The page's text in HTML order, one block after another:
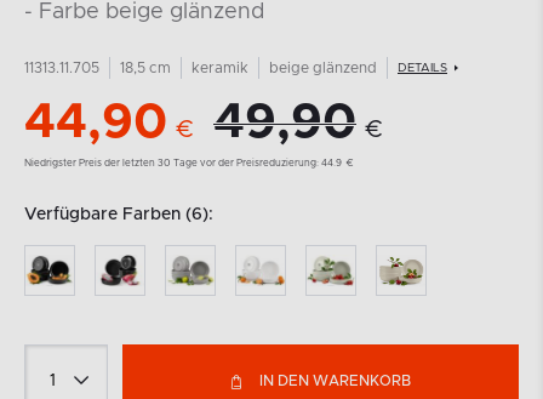
- Farbe beige glänzend
11313.11.705 18,5 cm keramik beige glänzend DETAILS
44,90 € 49,90 €
Niedrigster Preis der letzten 30 Tage vor der Preisreduzierung: 44.9 €
Verfügbare Farben (6):
IN DEN WARENKORB